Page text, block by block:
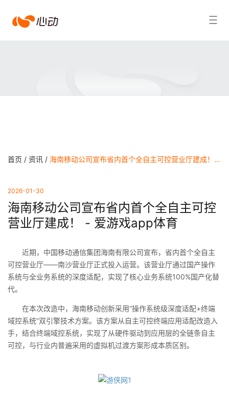
爱搜索结果
首页 / 资讯 / 海南移动公司宣布省内首个全自主可控营业厅建成！ - 爱游戏app体育
2026-01-30
海南移动公司宣布省内首个全自主可控
营业厅建成！ - 爱游戏app体育
近期，中国移动通信集团海南有限公司宣布，省内首个全自主
可控营业厅——南沙营业厅正式投入运营。该营业厅通过国产操作
系统与全业务系统的深度适配，实现了核心业务系统100%国产化替
代。
在本次改造中，海南移动创新采用“操作系统级深度适配+终端
域控系统”双引擎技术方案。该方案从自主可控终端应用适配改造入
手，结合终端域控系统，实现了从硬件驱动到应用层的全链条自主
可控，与行业内普遍采用的虚拟机过渡方案形成本质区别。